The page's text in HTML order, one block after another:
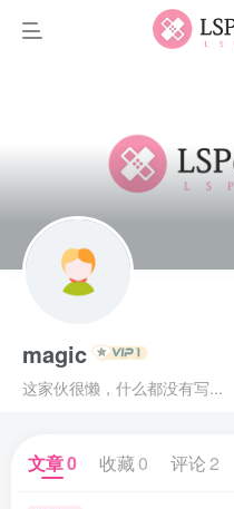
magic
这家伙很懒，什么都没有写...
文章0 收藏 0 评论 2